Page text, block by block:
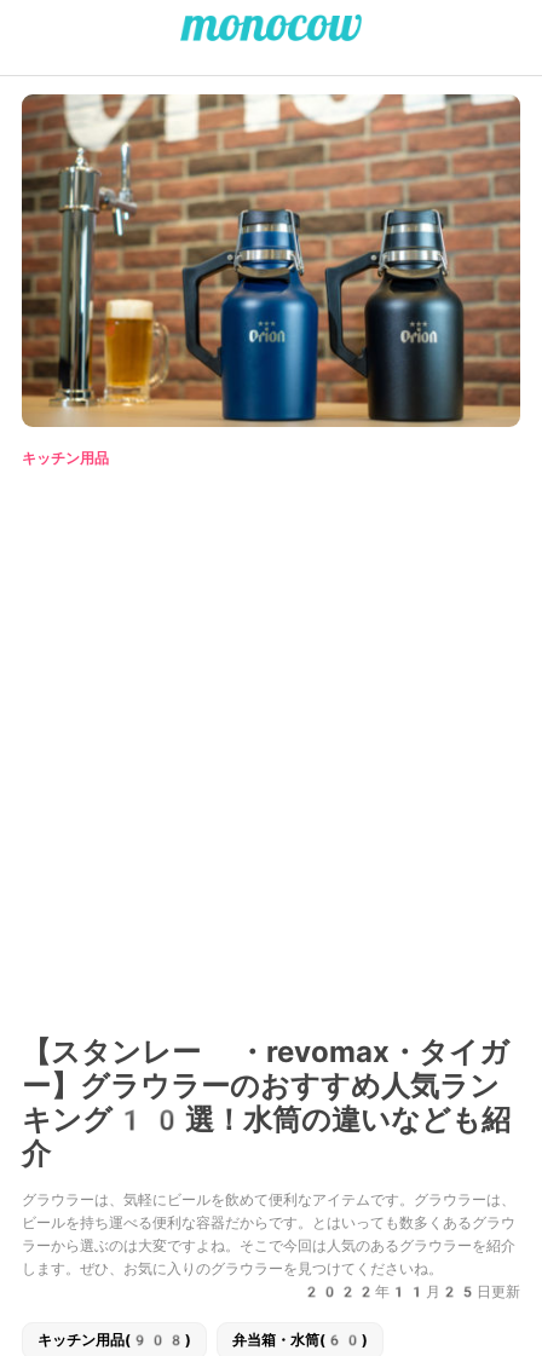
キッチン用品
【スタンレー ・revomax・タイガ
ー】グラウラーのおすすめ人気ラン
キング10選！水筒の違いなども紹
介
グラウラーは、気軽にビールを飲めて便利なアイテムです。グラウラーは、
ビールを持ち運べる便利な容器だからです。とはいっても数多くあるグラウ
ラーから選ぶのは大変ですよね。そこで今回は人気のあるグラウラーを紹介
します。ぜひ、お気に入りのグラウラーを見つけてくださいね。
2022年11月25日更新
キッチン用品(908) 弁当箱・水筒(60)